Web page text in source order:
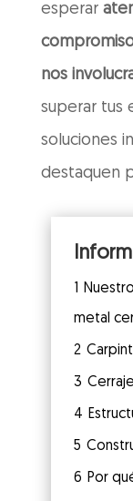
esperar
nos
superar tus
soluciones
destaquen
metal
2
3
4
5
6 Por